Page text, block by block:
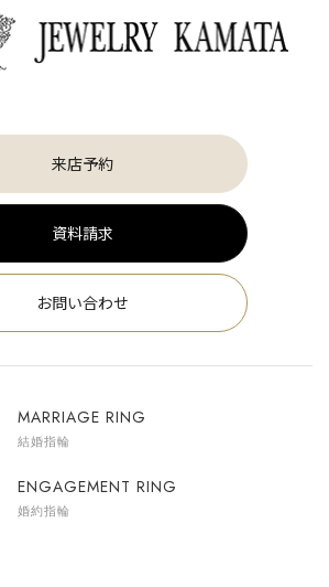
来店予約
資料請求
お問い合わせ
MARRIAGE RING
結婚指輪
ENGAGEMENT RING
婚約指輪